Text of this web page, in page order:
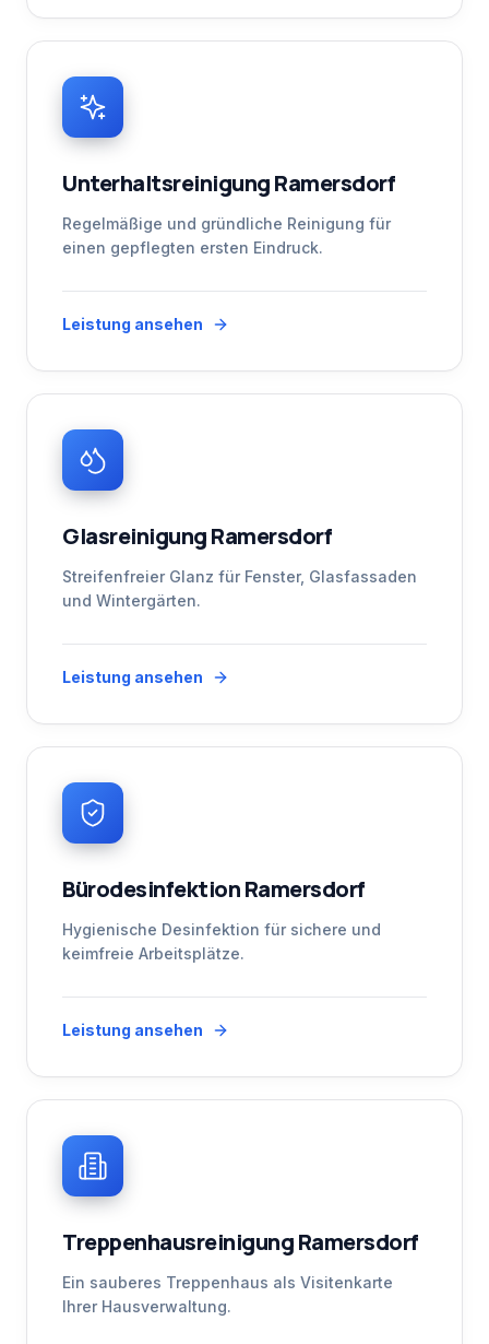
Unterhaltsreinigung Ramersdorf
Regelmäßige und gründliche Reinigung für
einen gepflegten ersten Eindruck.
Leistung ansehen
Glasreinigung Ramersdorf
Streifenfreier Glanz für Fenster, Glasfassaden
und Wintergärten.
Leistung ansehen
Bürodesinfektion Ramersdorf
Hygienische Desinfektion für sichere und
keimfreie Arbeitsplätze.
Leistung ansehen
Treppenhausreinigung Ramersdorf
Ein sauberes Treppenhaus als Visitenkarte
Ihrer Hausverwaltung.